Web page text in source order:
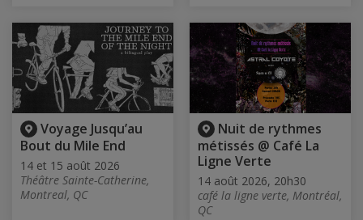
Voyage Jusqu’au
Bout du Mile End
14 et 15 août 2026
Théâtre Sainte-Catherine,
Montreal, QC
Nuit de rythmes
métissés @ Café La
Ligne Verte
14 août 2026, 20h30
café la ligne verte, Montréal,
QC